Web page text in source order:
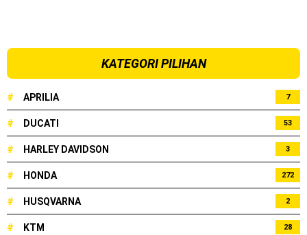
KATEGORI PILIHAN
# APRILIA 7
# DUCATI 53
# HARLEY DAVIDSON 3
# HONDA 272
# HUSQVARNA 2
# KTM 28